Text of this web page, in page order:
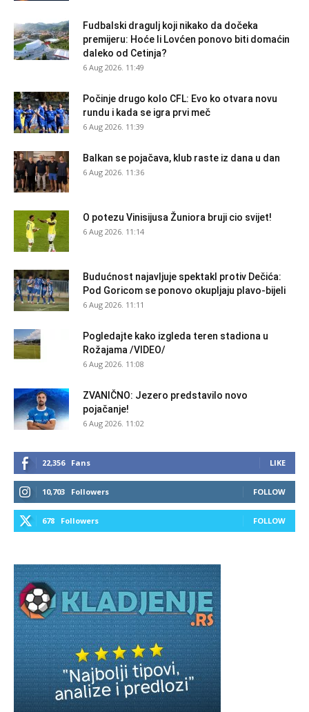
Fudbalski dragulj koji nikako da dočeka
premijeru: Hoće li Lovćen ponovo biti domaćin
daleko od Cetinja?
6 Aug 2026. 11:49
Počinje drugo kolo CFL: Evo ko otvara novu
rundu i kada se igra prvi meč
6 Aug 2026. 11:39
Balkan se pojačava, klub raste iz dana u dan
6 Aug 2026. 11:36
O potezu Vinisijusa Žuniora bruji cio svijet!
6 Aug 2026. 11:14
Budućnost najavljuje spektakl protiv Dečića:
Pod Goricom se ponovo okupljaju plavo-bijeli
6 Aug 2026. 11:11
Pogledajte kako izgleda teren stadiona u
Rožajama /VIDEO/
6 Aug 2026. 11:08
ZVANIČNO: Jezero predstavilo novo
pojačanje!
6 Aug 2026. 11:02
22,356 Fans LIKE
10,703 Followers FOLLOW
678 Followers FOLLOW